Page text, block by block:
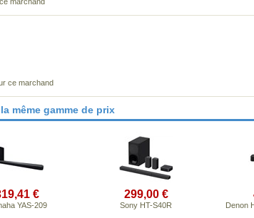
ce marchand
même gamme de prix
€
YAS-209
299,00 €
Sony HT-S40R Denon